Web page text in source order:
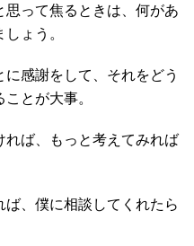
って焦るときは、何があ
ょう。
感謝をして、それをどう
とが大事。
れば、もっと考えてみれば
ば、僕に相談してくれたら